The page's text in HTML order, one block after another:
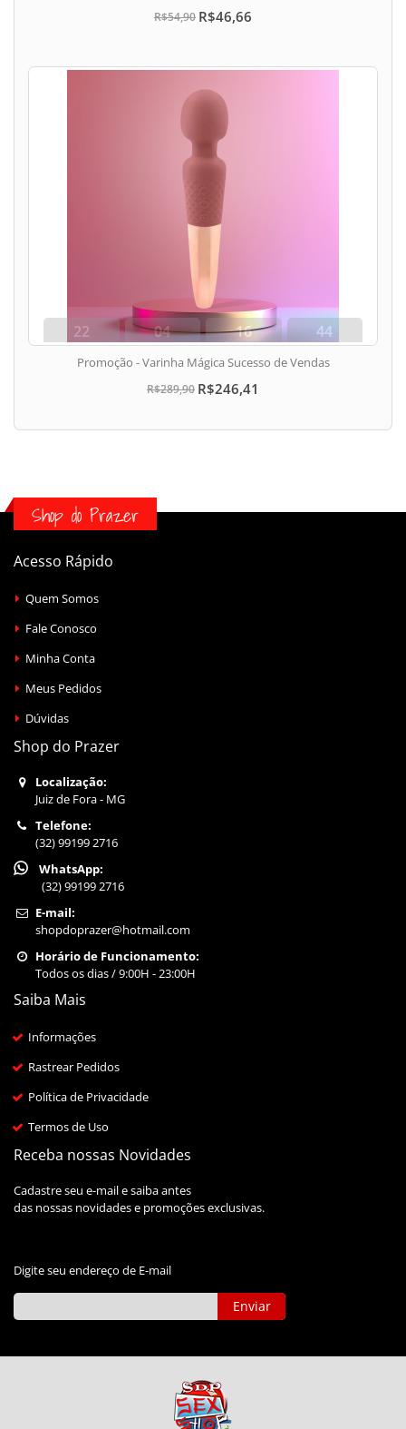
R$54,90 R$46,66
22
dias
04
hora
16
min
43
seg
Promoção - Varinha Mágica Sucesso de Vendas
R$289,90 R$246,41
Shop do Prazer
Acesso Rápido
Quem Somos
Fale Conosco
Minha Conta
Meus Pedidos
Dúvidas
Shop do Prazer
Localização:
Juiz de Fora - MG
Telefone:
(32) 99199 2716
WhatsApp:
(32) 99199 2716
E-mail:
shopdoprazer@hotmail.com
Horário de Funcionamento:
Todos os dias / 9:00H - 23:00H
Saiba Mais
Informações
Rastrear Pedidos
Política de Privacidade
Termos de Uso
Receba nossas Novidades
Cadastre seu e-mail e saiba antes
das nossas novidades e promoções exclusivas.
Digite seu endereço de E-mail
Enviar